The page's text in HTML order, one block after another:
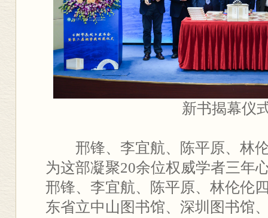
新书揭幕仪
邢锋、李宜航、陈平原、林
为这部凝聚20余位权威学者三年
邢锋、李宜航、陈平原、林伦伦
东省立中山图书馆、深圳图书馆